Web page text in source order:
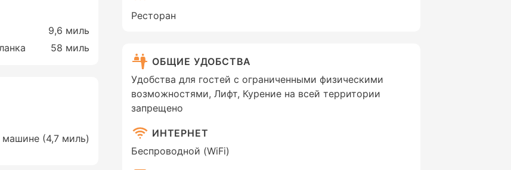
9,6 миль
58 миль
(4,7 миль)
Ресторан
ОБЩИЕ УДОБСТВА
Удобства для гостей с ограниченными физическими
возможностями, Лифт, Курение на всей территории
запрещено
ИНТЕРНЕТ
Беспроводной (WiFi)